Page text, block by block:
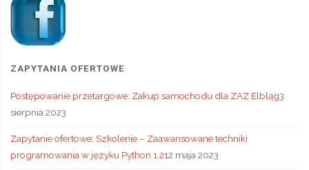
ZAPYTANIA OFERTOWE
Postępowanie przetargowe: Zakup samochodu dla ZAZ Elbląg3
sierpnia 2023
Zapytanie ofertowe: Szkolenie – Zaawansowane techniki
programowania w języku Python 1.212 maja 2023